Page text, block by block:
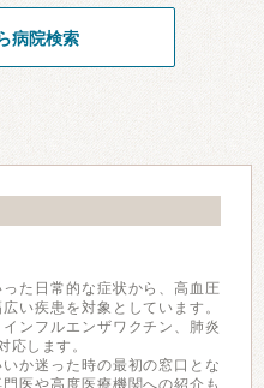
病院検索
た日常的な症状から、高血圧
い疾患を対象としています。
ンフルエンザワクチン、肺炎
応します。
か迷った時の最初の窓口とな
医や高度医療機関への紹介も